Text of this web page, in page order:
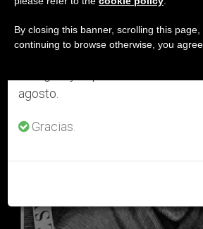
ÚLTIMAS NOTICIAS
se generan menos informaciones
agosto.
Gracias.
By closing this banner, scrolling this
continuing to browse otherwise, you